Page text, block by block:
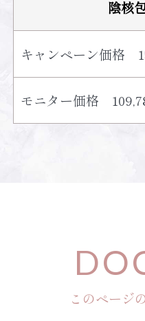
陰核
キャンペーン価格
モニター価格
D
このページ